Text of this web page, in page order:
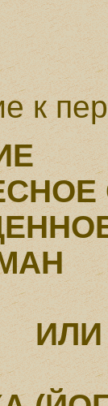
к